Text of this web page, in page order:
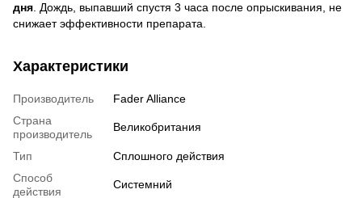
дня. Дождь, выпавший спустя 3 часа после опрыскивания, не
снижает эффективности препарата.
Характеристики
Производитель
Fader Alliance
Страна
производитель
Великобритания
Тип
Сплошного действия
Способ
действия
Системний